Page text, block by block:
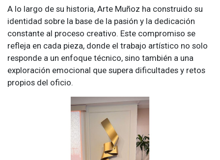
A lo largo de su historia, Arte Muñoz ha construido su
identidad sobre la base de la pasión y la dedicación
constante al proceso creativo. Este compromiso se
refleja en cada pieza, donde el trabajo artístico no solo
responde a un enfoque técnico, sino también a una
exploración emocional que supera dificultades y retos
propios del oficio.